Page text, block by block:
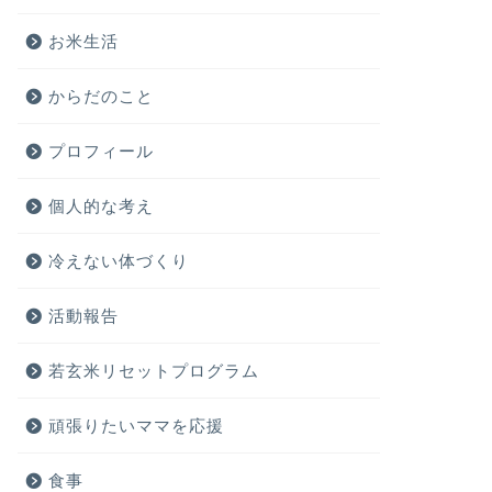
お米生活
からだのこと
プロフィール
個人的な考え
冷えない体づくり
活動報告
若玄米リセットプログラム
頑張りたいママを応援
食事